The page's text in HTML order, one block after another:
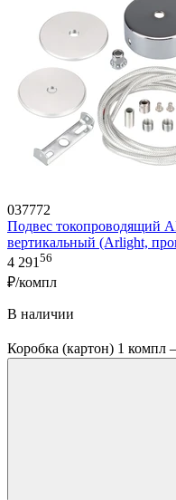
037772
Подвес токопроводящий
вертикальный (Arlight,
4 29156
₽/компл
В наличии
Коробка (картон) 1 компл